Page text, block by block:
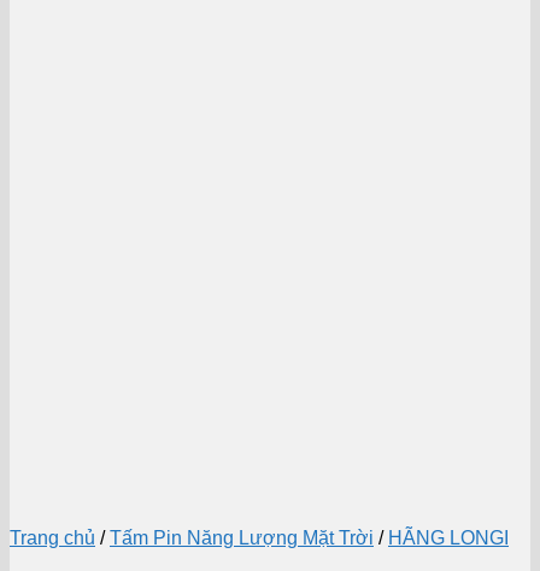
Trang chủ / Tấm Pin Năng Lượng Mặt Trời / HÃNG LONGI